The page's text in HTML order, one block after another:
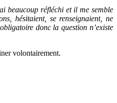
beaucoup réfléchi et il me semble
hésitaient, se renseignaient, ne
donc la question n’existe
volontairement.